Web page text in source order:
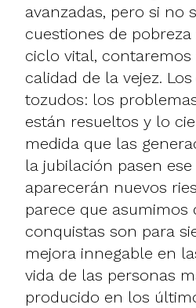
avanzadas, pero si no
cuestiones de
ciclo vital,
calidad de la vejez.
tozudos: los
están resueltos y lo
medida que las
la jubilación pasen
aparecerán nuevos
parece que asumimos
conquistas son para
mejora innegable en
vida de las personas
producido en los